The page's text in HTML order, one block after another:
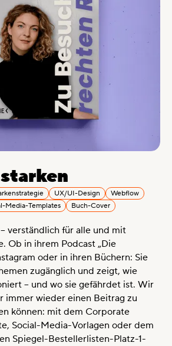
UX/UI-Design
Webflow
Media-Templates
Buch-Cover
verständlich für alle und mit
Ob in ihrem Podcast „Die
oder in ihren Büchern: Sie
zugänglich und zeigt, wie
– und wo sie gefährdet ist. Wir
immer wieder einen Beitrag zu
können: mit dem Corporate
Social-Media-Vorlagen oder dem
Spiegel-Bestellerlisten-Platz-1-